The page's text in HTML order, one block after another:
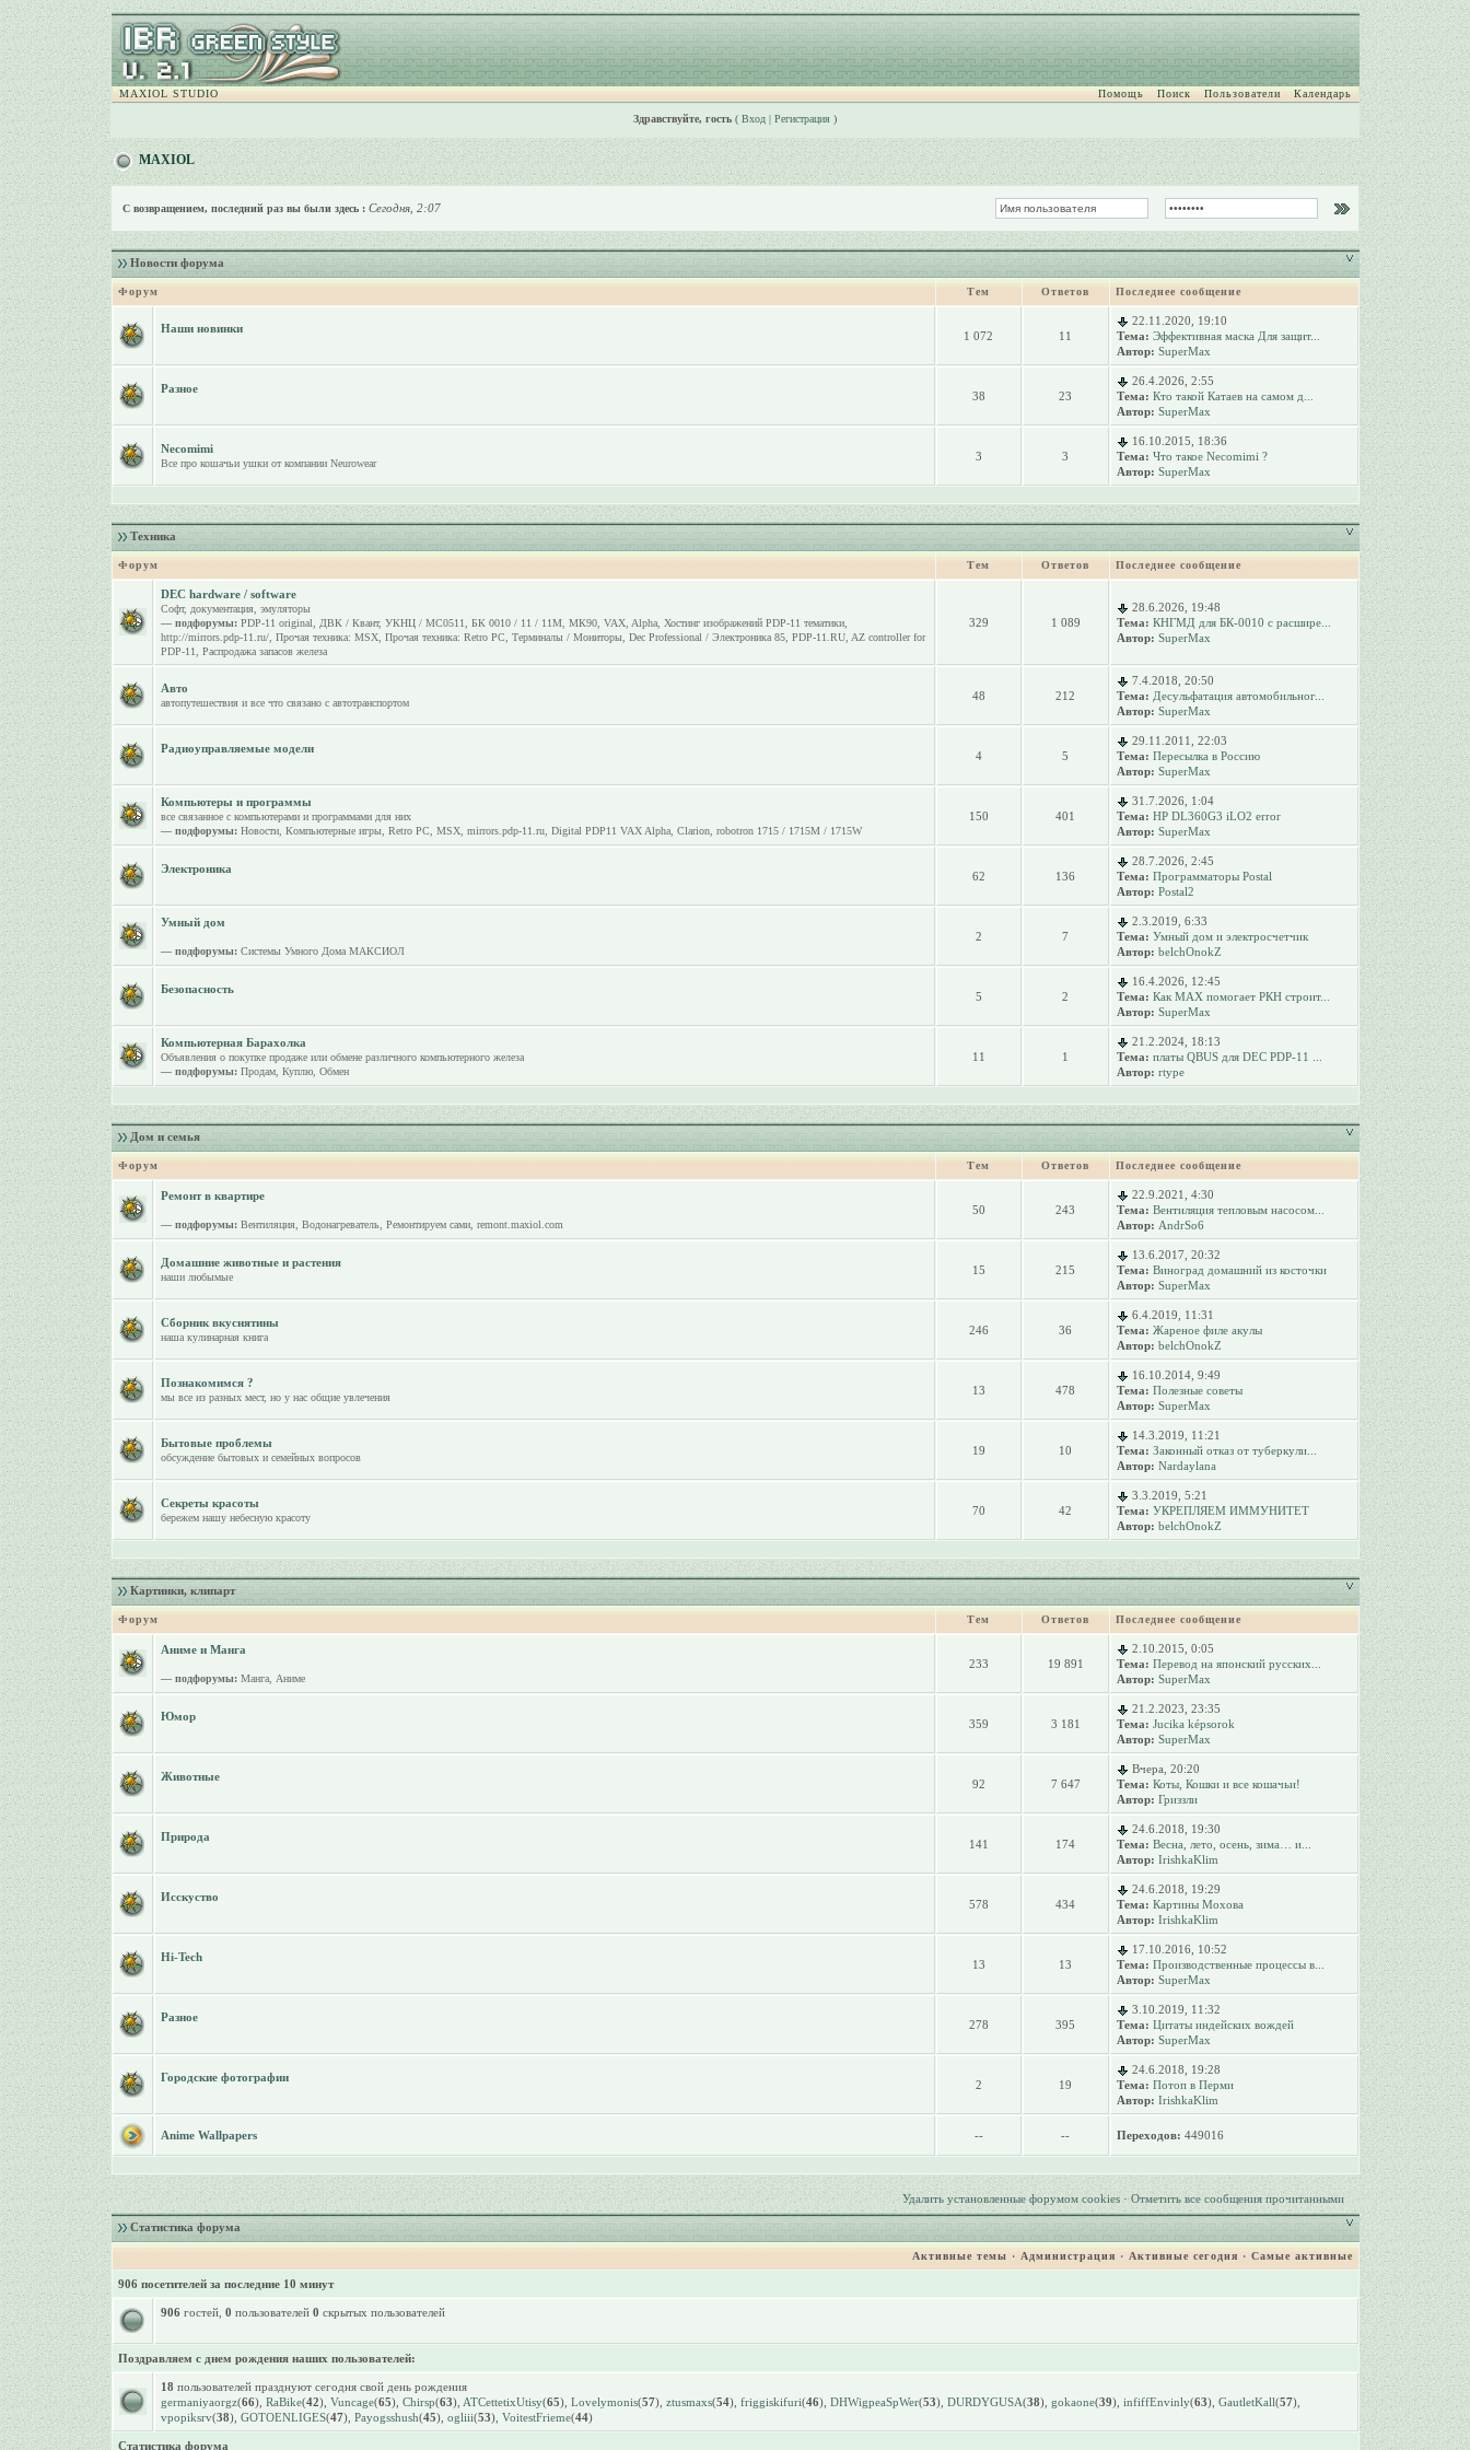
MAXIOL STUDIO Помощь Поиск Пользователи Календарь
Здравствуйте, гость( Вход| Регистрация)
MAXIOL
С возвращением, последний раз вы были здесь : Сегодня, 2:07
Новости форума
Форум Тем Ответов Последнее сообщение
Наши новинки
1 072 11
22.11.2020, 19:10
Тема: Эффективная маска Для защит...
Автор: SuperMax
Разное
38 23
26.4.2026, 2:55
Тема: Кто такой Катаев на самом д...
Автор: SuperMax
Necomimi
Все про кошачьи ушки от компании Neurowear
3 3
16.10.2015, 18:36
Тема: Что такое Necomimi ?
Автор: SuperMax
Техника
Форум Тем Ответов Последнее сообщение
DEC hardware / software
Софт, документация, эмуляторы
— подфорумы: PDP-11 original ДВК / Квант, УКНЦ / МС0511 БК 0010 / 11 / 11M, МК90, VAX, Alpha, Хостинг изображений PDP-11 тематики,
http://mirrors.pdp-11.ru/, Прочая техника: MSX, Прочая техника: Retro PC Терминалы / Мониторы, Dec Professional / Электроника 85, PDP-11.RU, AZ controller for
PDP-11
Распродажа запасов железа
329 1 089
28.6.2026, 19:48
Тема: КНГМД для БК-0010 с расшире...
Автор: SuperMax
Авто
автопутешествия и все что связано с автотранспортом
48 212
7.4.2018, 20:50
Тема: Десульфатация автомобильног...
Автор: SuperMax
Радиоуправляемые модели
4 5
29.11.2011, 22:03
Тема: Пересылка в Россию
Автор: SuperMax
Компьютеры и программы
все связанное с компьютерами и программами для них
— подфорумы: Новости, Компьютерные игры, Retro PC MSX, mirrors.pdp-11.ru, Digital PDP11 VAX Alpha, Clarion, robotron 1715 / 1715M / 1715W
150 401
31.7.2026, 1:04
Тема: HP DL360G3 iLO2 error
Автор: SuperMax
Электроника
62 136
28.7.2026, 2:45
Тема: Программаторы Postal
Автор: Postal2
Умный дом
— подфорумы: Системы Умного Дома МАКСИОЛ
2 7
2.3.2019, 6:33
Тема: Умный дом и электросчетчик
Автор: belchOnokZ
Безопасность
5 2
16.4.2026, 12:45
Тема: Как MAX помогает РКН строит...
Автор: SuperMax
Компьютерная Барахолка
Объявления о покупке продаже или обмене различного компьютерного железа
— подфорумы: Продам, Куплю, Обмен
11 1
21.2.2024, 18:13
Тема: платы QBUS для DEC PDP-11 ...
Автор: rtype
Дом и семья
Форум Тем Ответов Последнее сообщение
Ремонт в квартире
— подфорумы: Вентиляция, Водонагреватель, Ремонтируем сами, remont.maxiol.com
50 243
22.9.2021, 4:30
Тема: Вентиляция тепловым насосом...
Автор: AndrSo6
Домашние животные и растения
наши любымые
15 215
13.6.2017, 20:32
Тема: Виноград домашний из косточки
Автор: SuperMax
Сборник вкуснятины
наша кулинарная книга
246 36
6.4.2019, 11:31
Тема: Жареное филе акулы
Автор: belchOnokZ
Познакомимся ?
мы все из разных мест, но у нас общие увлечения
13 478
16.10.2014, 9:49
Тема: Полезные советы
Автор: SuperMax
Бытовые проблемы
обсуждение бытовых и семейных вопросов
19 10
14.3.2019, 11:21
Тема: Законный отказ от туберкули...
Автор: Nardaylana
Секреты красоты
бережем нашу небесную красоту
70 42
3.3.2019, 5:21
Тема: УКРЕПЛЯЕМ ИММУНИТЕТ
Автор: belchOnokZ
Картинки, клипарт
Форум Тем Ответов Последнее сообщение
Аниме и Манга
— подфорумы: Манга, Аниме
233 19 891
2.10.2015, 0:05
Тема: Перевод на японский русских...
Автор: SuperMax
Юмор
359 3 181
21.2.2023, 23:35
Тема: Jucika képsorok
Автор: SuperMax
Животные
92 7 647
Вчера, 20:20
Тема: Коты, Кошки и все кошачьи!
Автор: Гриззли
Природа
141 174
24.6.2018, 19:30
Тема: Весна, лето, осень, зима… и...
Автор: IrishkaKlim
Исскуство
578 434
24.6.2018, 19:29
Тема: Картины Мохова
Автор: IrishkaKlim
Hi-Tech
13 13
17.10.2016, 10:52
Тема: Производственные процессы в...
Автор: SuperMax
Разное
278 395
3.10.2019, 11:32
Тема: Цитаты индейских вождей
Автор: SuperMax
Городские фотографии
2 19
24.6.2018, 19:28
Тема: Потоп в Перми
Автор: IrishkaKlim
Anime Wallpapers -- -- Переходов: 449016
Удалить установленные форумом cookies·Отметить все сообщения прочитанными
Статистика форума
Активные темы · Администрация · Активные сегодня · Самые активные
906 посетителей за последние 10 минут
906 гостей, 0 пользователей 0 скрытых пользователей
Поздравляем с днем рождения наших пользователей:
18 пользователей празднуют сегодня свой день рождения
germaniyaorgz(66), RaBike(42), Vuncage(65), Chirsp(63), ATCettetixUtisy(65), Lovelymonis(57), ztusmaxs(54), friggiskifuri(46), DHWigpeaSpWer(53), DURDYGUSA(38), gokaone(39), infiffEnvinly(63), GautletKall(57),
vpopiksrv(38), GOTOENLIGES(47), Payogsshush(45), ogliii(53), VoitestFrieme(44)
Статистика форума